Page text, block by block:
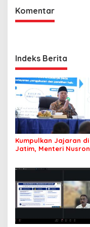
Komentar
Indeks Berita
Kumpulkan Jajaran di
Jatim, Menteri Nusron